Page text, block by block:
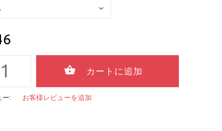
ー: お客様レビューを追加